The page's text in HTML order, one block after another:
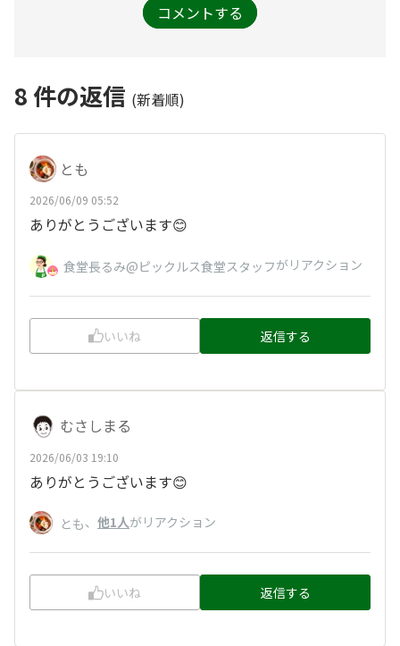
コメントする
8 件の返信 (新着順)
とも
2026/06/09 05:52
ありがとうございます😊
食堂長るみ@ピックルス食堂スタッフがリアクション
いいね 返信する
むさしまる
2026/06/03 19:10
ありがとうございます😊
とも、 他1人がリアクション
いいね 返信する